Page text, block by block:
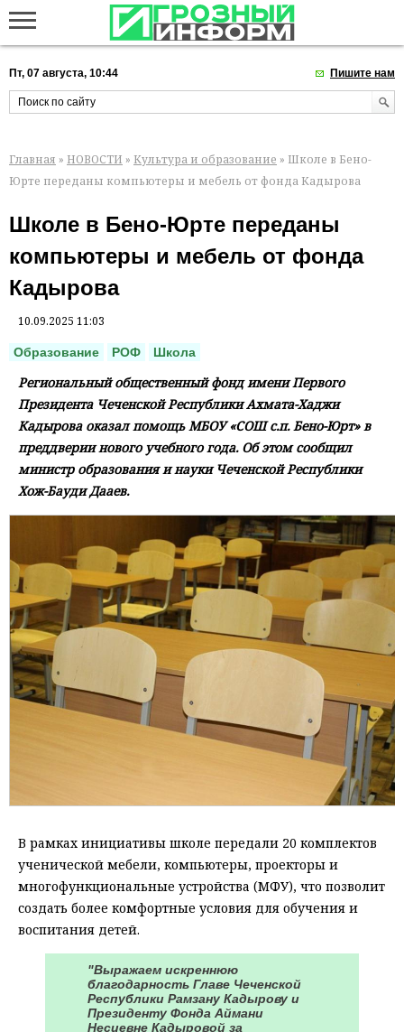
Пт, 07 августа, 10:44 Пишите нам
Главная » НОВОСТИ » Культура и образование » Школе в Бено-
Юрте переданы компьютеры и мебель от фонда Кадырова
Школе в Бено-Юрте переданы
компьютеры и мебель от фонда
Кадырова
10.09.2025 11:03
Образование РОФ Школа
Региональный общественный фонд имени Первого
Президента Чеченской Республики Ахмата-Хаджи
Кадырова оказал помощь МБОУ «СОШ с.п. Бено-Юрт» в
преддверии нового учебного года. Об этом сообщил
министр образования и науки Чеченской Республики
Хож-Бауди Дааев.
В рамках инициативы школе передали 20 комплектов
ученической мебели, компьютеры, проекторы и
многофункциональные устройства (МФУ), что позволит
создать более комфортные условия для обучения и
воспитания детей.
"Выражаем искреннюю
благодарность Главе Чеченской
Республики Рамзану Кадырову и
Президенту Фонда Аймани
Несиевне Кадыровой за